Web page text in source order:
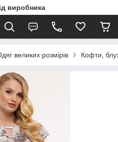
виробника
великих розмірів Кофти,